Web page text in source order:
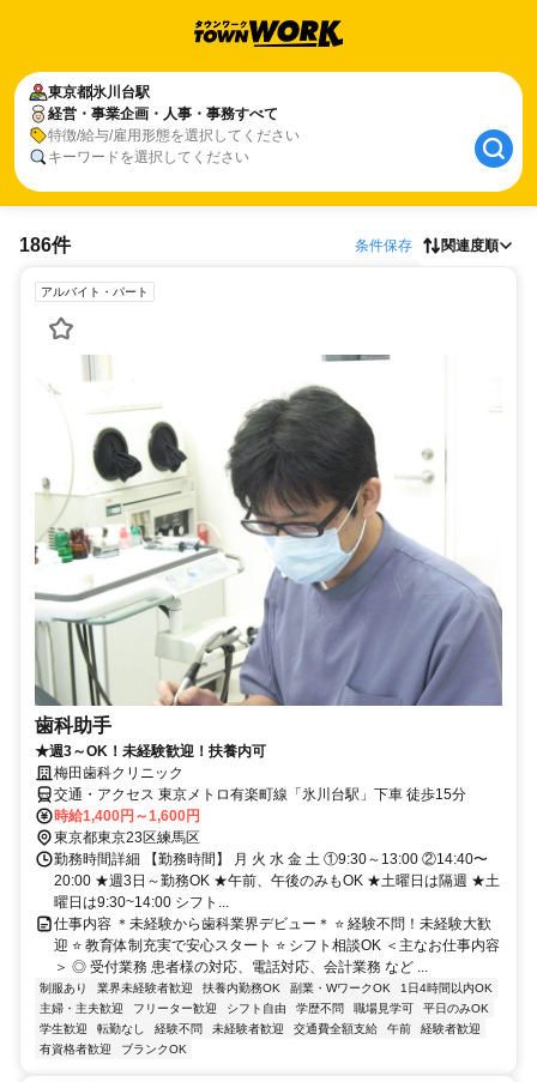
東京都氷川台駅
経営・事業企画・人事・事務すべて
特徴/給与/雇用形態を選択してください
キーワードを選択してください
186件 条件保存 関連度順
アルバイト・パート
歯科助手
★週3～OK！未経験歓迎！扶養内可
梅田歯科クリニック
交通・アクセス 東京メトロ有楽町線「氷川台駅」下車 徒歩15分
時給1,400円～1,600円
東京都東京23区練馬区
勤務時間詳細 【勤務時間】 月 火 水 金 土 ①9:30～13:00 ②14:40〜
20:00 ★週3日～勤務OK ★午前、午後のみもOK ★土曜日は隔週 ★土
曜日は9:30~14:00 シフト...
仕事内容 ＊未経験から歯科業界デビュー＊ ⭐ 経験不問！未経験大歓
迎 ⭐ 教育体制充実で安心スタート ⭐ シフト相談OK ＜主なお仕事内容
＞ ◎ 受付業務 患者様の対応、電話対応、会計業務 など ...
制服あり 業界未経験者歓迎 扶養内勤務OK 副業・WワークOK
1日4時間以内OK
主婦・主夫歓迎
フリーター歓迎 シフト自由 学歴不問 職場見学可
平日のみOK
学生歓迎
転勤なし 経験不問 未経験者歓迎 交通費全額支給 午前
経験者歓迎
有資格者歓迎
ブランクOK